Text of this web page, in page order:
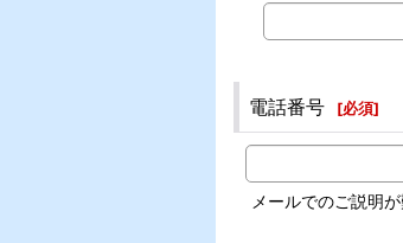
電話番号 [必須]
メールでのご説明